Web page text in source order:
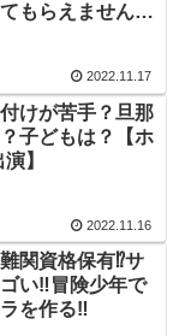
もらえません
2022.11.17
けが苦手？旦那
子どもは？【ホ
】
2022.11.16
関資格保有⁉︎サ
い‼︎冒険少年で
を作る‼︎